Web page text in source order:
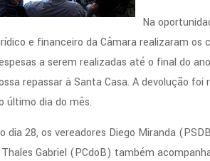
Na
e financeiro da Câmara realizaram
a serem realizadas até o final do
repassar à Santa Casa. A devolução
último dia do mês.
dia 28, os vereadores Diego Miranda
Gabriel (PCdoB) também